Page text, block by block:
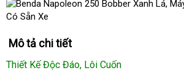
Mô tả chi tiết
Thiết Kế Độc Đáo, Lôi Cuốn